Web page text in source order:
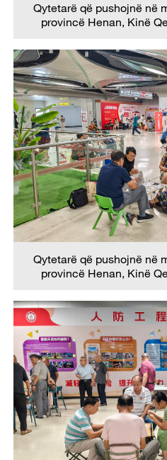
Qytetarë që pushojnë në
provincë Henan, Kinë
Qytetarë që pushojnë në
provincë Henan, Kinë